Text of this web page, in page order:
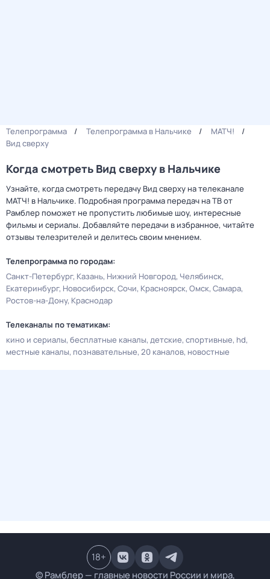
Телепрограмма Телепрограмма в Нальчике
МАТЧ!
Вид сверху
Когда смотреть Вид сверху в Нальчике
Узнайте, когда смотреть передачу Вид сверху на телеканале
МАТЧ! в Нальчике. Подробная программа передач на ТВ от
Рамблер поможет не пропустить любимые шоу, интересные
фильмы и сериалы. Добавляйте передачи в избранное, читайте
отзывы телезрителей и делитесь своим мнением.
Телепрограмма по городам:
Санкт-Петербург Казань Нижний Новгород Челябинск
Екатеринбург Новосибирск Сочи Красноярск Омск Самара
Ростов-на-Дону Краснодар
Телеканалы по тематикам:
кино и сериалы бесплатные каналы детские спортивные hd
местные каналы познавательные 20 каналов новостные
© Рамблер — главные новости России и мира,
18+